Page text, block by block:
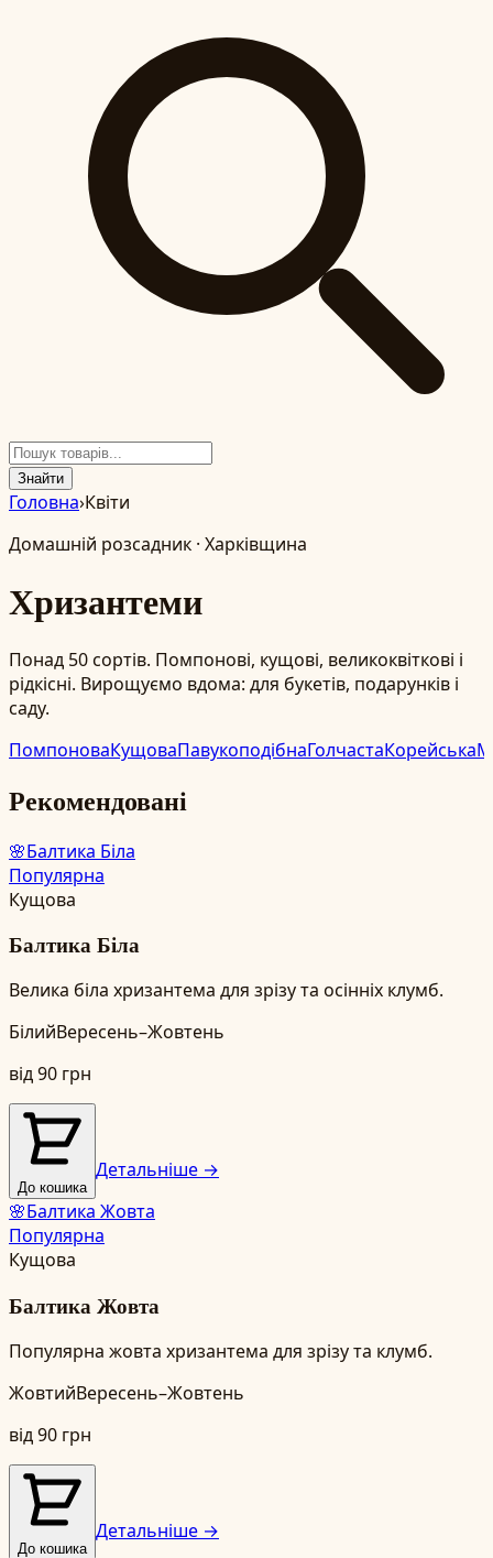
Знайти
Головна›Квіти
Домашній розсадник · Харківщина
Хризантеми
Понад 50 сортів. Помпонові, кущові, великоквіткові і
рідкісні. Вирощуємо вдома: для букетів, подарунків і
саду.
ПомпоноваКущоваПавукоподібнаГолчастаКорейська
Рекомендовані
🌸Балтика Біла
Популярна
Кущова
Балтика Біла
Велика біла хризантема для зрізу та осінніх клумб.
БілийВересень–Жовтень
від90 грн
До кошика
Детальніше →
🌸Балтика Жовта
Популярна
Кущова
Балтика Жовта
Популярна жовта хризантема для зрізу та клумб.
ЖовтийВересень–Жовтень
від90 грн
До кошика
Детальніше →